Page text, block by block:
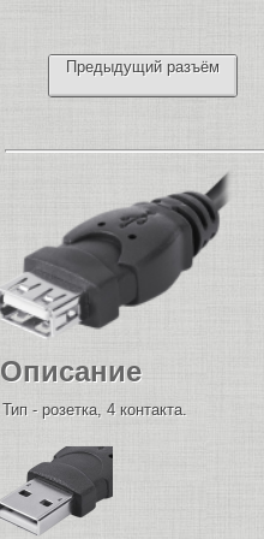
Предыдущий разъём
Описание
Тип - розетка, 4 контакта.